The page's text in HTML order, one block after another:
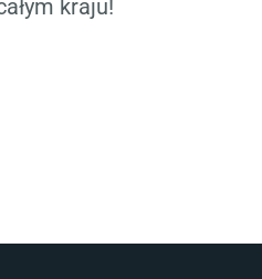
w stylu młodzieżowym
kraju!